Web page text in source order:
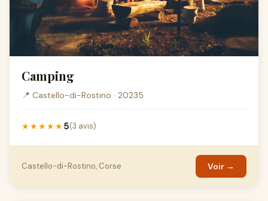
Camping
📍 Castello-di-Rostino · 20235
★★★★★5(3 avis)
Castello-di-Rostino, Corse Voir →